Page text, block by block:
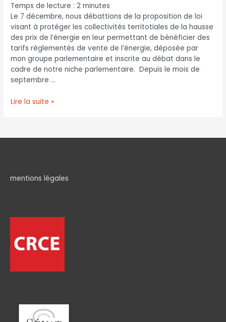
Temps de lecture :2 minutes
Le 7 décembre, nous débattions de la proposition de loi
visant à protéger les collectivités territotiales de la hausse
des prix de l’énergie en leur permettant de bénéficier des
tarifs règlementés de vente de l’énergie, déposée par
mon groupe parlementaire et inscrite au débat dans le
cadre de notre niche parlementaire. Depuis le mois de
septembre …
Lire la suite »
mentions légales